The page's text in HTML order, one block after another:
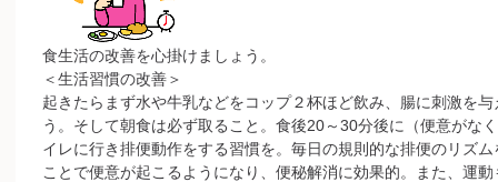
食生活の改善を心掛けましょう。
＜生活習慣の改善＞
起きたらまず水や牛乳などをコップ２杯ほど飲み、腸に刺激を与
う。そして朝食は必ず取ること。食後20～30分後に（便意がな
イレに行き排便動作をする習慣を。毎日の規則的な排便のリズム
ことで便意が起こるようになり、便秘解消に効果的。また、運動